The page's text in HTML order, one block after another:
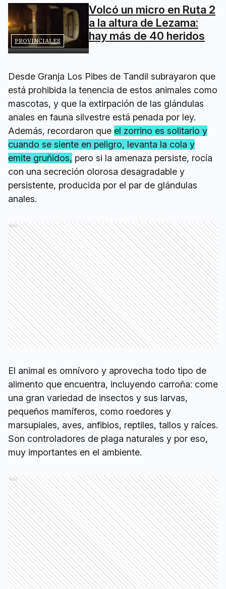
PROVINCIALES
Volcó un micro en Ruta 2
a la altura de Lezama:
hay más de 40 heridos
Desde Granja Los Pibes de Tandil subrayaron que
está prohibida la tenencia de estos animales como
mascotas, y que la extirpación de las glándulas
anales en fauna silvestre está penada por ley.
Además, recordaron que el zorrino es solitario y
cuando se siente en peligro, levanta la cola y
emite gruñidos, pero si la amenaza persiste, rocía
con una secreción olorosa desagradable y
persistente, producida por el par de glándulas
anales.
Ads
El animal es omnívoro y aprovecha todo tipo de
alimento que encuentra, incluyendo carroña: come
una gran variedad de insectos y sus larvas,
pequeños mamíferos, como roedores y
marsupiales, aves, anfibios, reptiles, tallos y raíces.
Son controladores de plaga naturales y por eso,
muy importantes en el ambiente.
Ads